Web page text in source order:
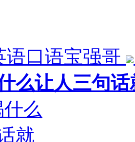
语口语宝强哥
么让人三句